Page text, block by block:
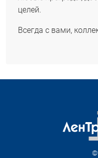
целей.
Всегда с вами,